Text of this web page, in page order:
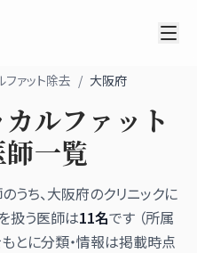
ファット除去 / 大阪府
ルファット
師一覧
ち、大阪府のクリニックに
を扱う医師は11名です （所属
とに分類・情報は掲載時点